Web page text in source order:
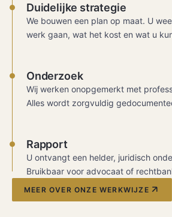
Duidelijke strategie
We bouwen een plan op maat. U
werk gaan, wat het kost en wat u
Onderzoek
Wij werken onopgemerkt met
Alles wordt zorgvuldig
Rapport
U ontvangt een helder, juridisch
Bruikbaar voor advocaat of
MEER OVER ONZE WERKWIJZE